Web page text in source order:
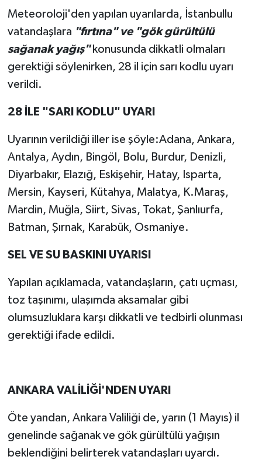
Meteoroloji'den yapılan uyarılarda, İstanbullu
vatandaşlara "fırtına" ve "gök gürültülü
sağanak yağış"konusunda dikkatli olmaları
gerektiği söylenirken, 28 il için sarı kodlu uyarı
verildi.
28 İLE "SARI KODLU" UYARI
Uyarının verildiği iller ise şöyle:Adana, Ankara,
Antalya, Aydın, Bingöl, Bolu, Burdur, Denizli,
Diyarbakır, Elazığ, Eskişehir, Hatay, Isparta,
Mersin, Kayseri, Kütahya, Malatya, K.Maraş,
Mardin, Muğla, Siirt, Sivas, Tokat, Şanlıurfa,
Batman, Şırnak, Karabük, Osmaniye.
SEL VE SU BASKINI UYARISI
Yapılan açıklamada, vatandaşların, çatı uçması,
toz taşınımı, ulaşımda aksamalar gibi
olumsuzluklara karşı dikkatli ve tedbirli olunması
gerektiği ifade edildi.
ANKARA VALİLİĞİ'NDEN UYARI
Öte yandan, Ankara Valiliği de, yarın (1 Mayıs) il
genelinde sağanak ve gök gürültülü yağışın
beklendiğini belirterek vatandaşları uyardı.